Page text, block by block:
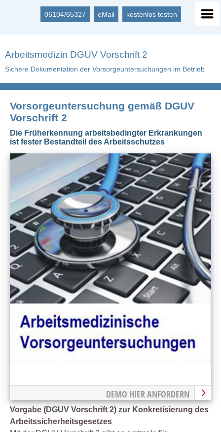
06104/65327 eMail kostenlos testen
Arbeitsmedizin DGUV Vorschrift 2
Sichere Dokumentation der Vorsorgeuntersuchungen im Betrieb
Vorsorgeuntersuchung gemäß DGUV
Vorschrift 2
Die Früherkennung arbeitsbedingter Erkrankungen
ist fester Bestandteil des Arbeitsschutzes
DEMO HIER ANFORDERN
Vorgabe (DGUV Vorschrift 2) zur Konkretisierung des
Arbeitssicherheitsgesetzes